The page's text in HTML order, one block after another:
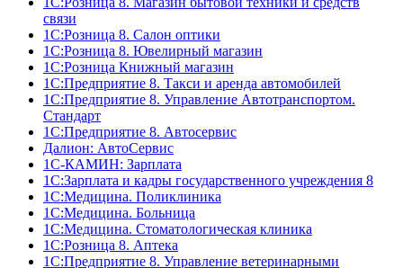
связи
1С:Розница 8. Салон оптики
1С:Розница 8. Ювелирный магазин
1С:Розница Книжный магазин
1C:Предприятие 8. Такси и аренда автомобилей
1С:Предприятие 8. Управление Автотранспортом.
Стандарт
1C:Предприятие 8. Автосервис
Далион: АвтоСервис
1С-КАМИН: Зарплата
1С:Зарплата и кадры государственного учреждения 8
1С:Медицина. Поликлиника
1С:Медицина. Больница
1С:Медицина. Стоматологическая клиника
1С:Розница 8. Аптека
1C:Предприятие 8. Управление ветеринарными